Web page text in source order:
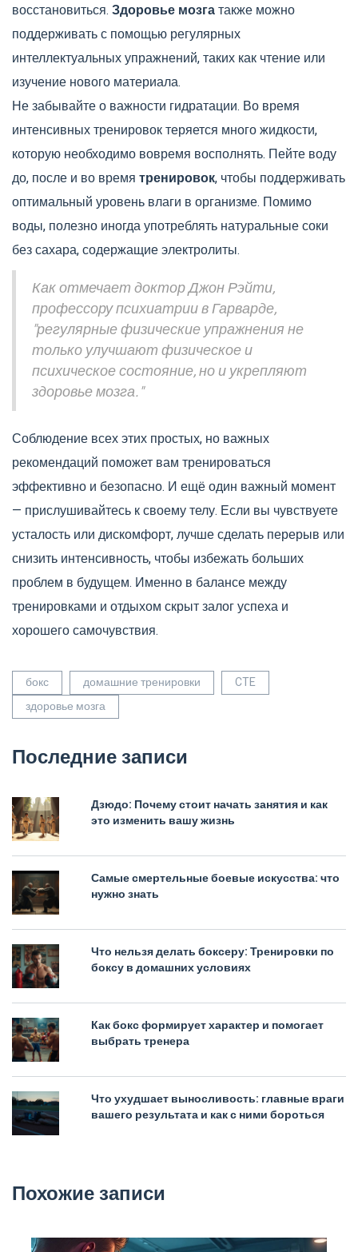
восстановиться. Здоровье мозгатакже можно
поддерживать с помощью регулярных
интеллектуальных упражнений, таких как чтение или
изучение нового материала.
Не забывайте о важности гидратации. Во время
интенсивных тренировок теряется много жидкости,
которую необходимо вовремя восполнять. Пейте воду
до, после и во время тренировок, чтобы поддерживать
оптимальный уровень влаги в организме. Помимо
воды, полезно иногда употреблять натуральные соки
без сахара, содержащие электролиты.
Как отмечает доктор Джон Рэйти,
профессору психиатрии в Гарварде,
"регулярные физические упражнения не
только улучшают физическое и
психическое состояние, но и укрепляют
здоровье мозга."
Соблюдение всех этих простых, но важных
рекомендаций поможет вам тренироваться
эффективно и безопасно. И ещё один важный момент
— прислушивайтесь к своему телу. Если вы чувствуете
усталость или дискомфорт, лучше сделать перерыв или
снизить интенсивность, чтобы избежать больших
проблем в будущем. Именно в балансе между
тренировками и отдыхом скрыт залог успеха и
хорошего самочувствия.
бокс домашние тренировки
CTE
здоровье мозга
Последние записи
Дзюдо: Почему стоит начать занятия и как
это изменить вашу жизнь
Самые смертельные боевые искусства: что
нужно знать
Что нельзя делать боксеру: Тренировки по
боксу в домашних условиях
Как бокс формирует характер и помогает
выбрать тренера
Что ухудшает выносливость: главные враги
вашего результата и как с ними бороться
Похожие записи